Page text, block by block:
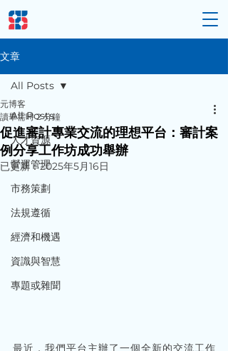
文章
All Posts
人才資源
營運管理
市務策劃
法規遵循
經濟和機遇
資識與智慧
專題或雜聞
All Posts
促進審計專業交流的理想平台：審計案
例分享工作坊成功舉辦
元博客
讀畢需時 2 分鐘
已更新：2025年5月16日